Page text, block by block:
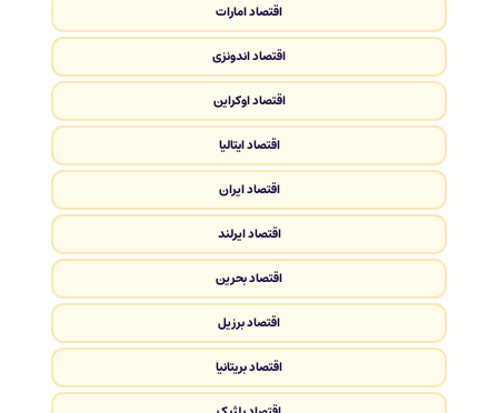
اقتصاد امارات
اقتصاد اندونزی
اقتصاد اوکراین
اقتصاد ایتالیا
اقتصاد ایران
اقتصاد ایرلند
اقتصاد بحرین
اقتصاد برزیل
اقتصاد بریتانیا